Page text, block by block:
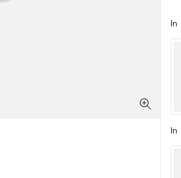
In
In